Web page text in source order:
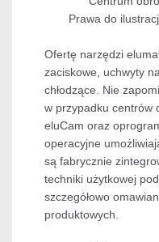
Prawa do
Ofertę narzędzi
zaciskowe, uchwyty
chłodzące. Nie
w przypadku centrów
eluCam oraz
operacyjne
są fabrycznie
techniki użytkowej
szczegółowo
produktowych.